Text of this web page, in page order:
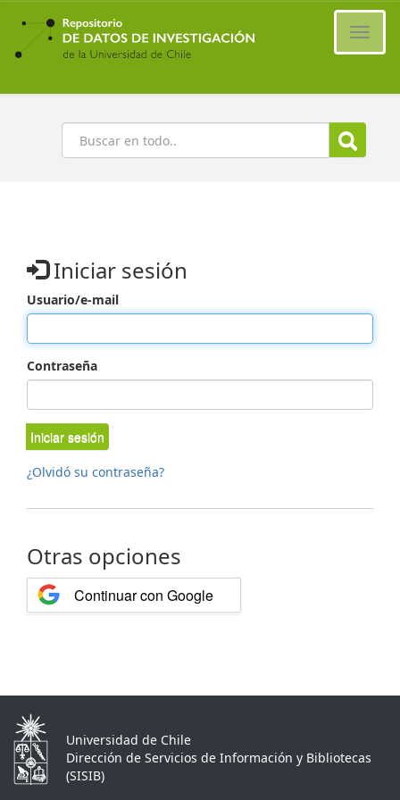
Ir
contenido
principal
Buscar
Iniciar sesión
Usuario/e-mail
Contraseña
Iniciar sesión
¿Olvidó su contraseña?
Otras opciones
Continuar con Google
Universidad de Chile
Dirección de Servicios de Información y Bibliotecas
(SISIB)